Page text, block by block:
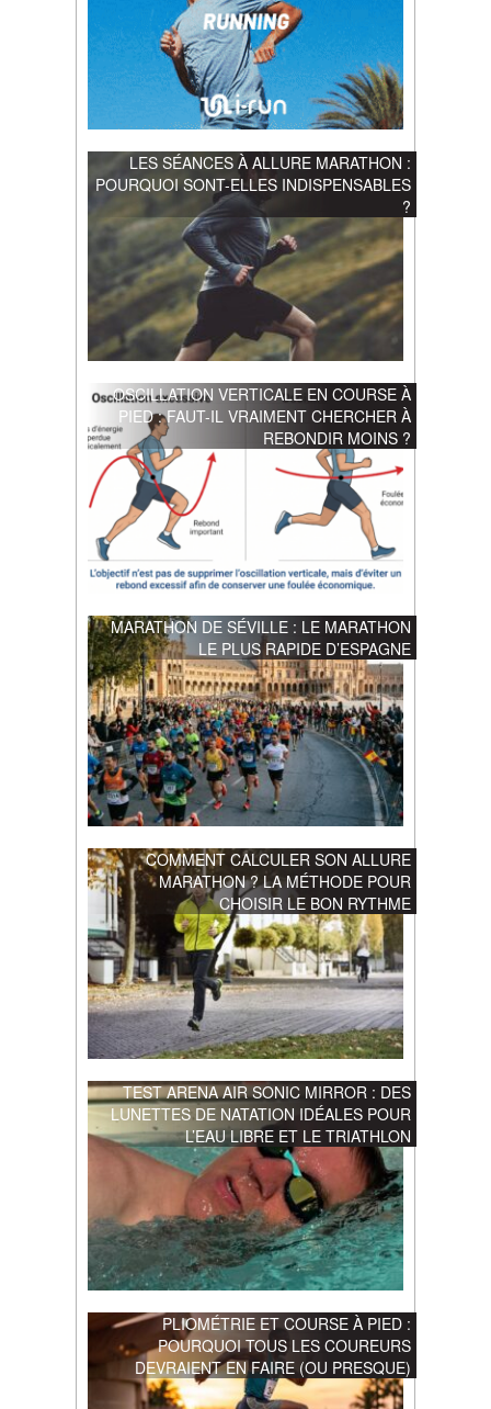
LES SÉANCES À ALLURE MARATHON :
POURQUOI SONT-ELLES INDISPENSABLES
?
OSCILLATION VERTICALE EN COURSE À
PIED : FAUT-IL VRAIMENT CHERCHER À
REBONDIR MOINS ?
MARATHON DE SÉVILLE : LE MARATHON
LE PLUS RAPIDE D’ESPAGNE
COMMENT CALCULER SON ALLURE
MARATHON ? LA MÉTHODE POUR
CHOISIR LE BON RYTHME
TEST ARENA AIR SONIC MIRROR : DES
LUNETTES DE NATATION IDÉALES POUR
L’EAU LIBRE ET LE TRIATHLON
PLIOMÉTRIE ET COURSE À PIED :
POURQUOI TOUS LES COUREURS
DEVRAIENT EN FAIRE (OU PRESQUE)